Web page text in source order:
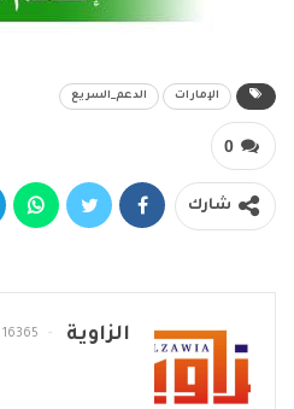
الإمارات الدعم_السريع
0
شارك
الزاوية 16365 المشاركات